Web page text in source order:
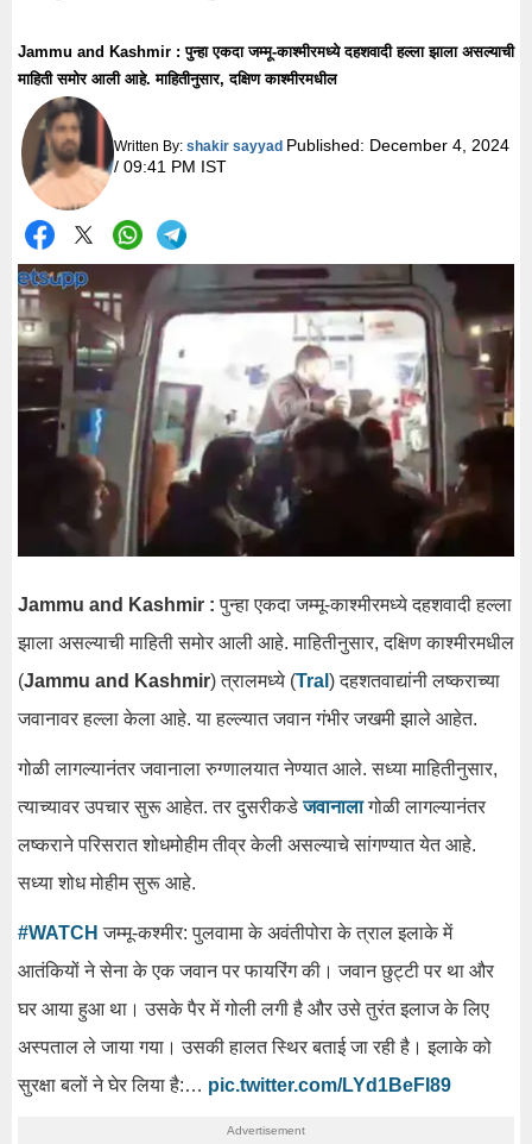
Jammu and Kashmir : पुन्हा एकदा जम्मू-काश्मीरमध्ये दहशवादी हल्ला झाला असल्याची
माहिती समोर आली आहे. माहितीनुसार, दक्षिण काश्मीरमधील
Written By:shakir sayyad Published: December 4, 2024
/ 09:41 PM IST
Jammu and Kashmir : पुन्हा एकदा जम्मू-काश्मीरमध्ये दहशवादी हल्ला
झाला असल्याची माहिती समोर आली आहे. माहितीनुसार, दक्षिण काश्मीरमधील
(Jammu and Kashmir) त्रालमध्ये (Tral ) दहशतवाद्यांनी लष्कराच्या
जवानावर हल्ला केला आहे. या हल्ल्यात जवान गंभीर जखमी झाले आहेत.
गोळी लागल्यानंतर जवानाला रुग्णालयात नेण्यात आले. सध्या माहितीनुसार,
त्याच्यावर उपचार सुरू आहेत. तर दुसरीकडेजवानाला गोळी लागल्यानंतर
लष्कराने परिसरात शोधमोहीम तीव्र केली असल्याचे सांगण्यात येत आहे.
सध्या शोध मोहीम सुरू आहे.
#WATCH जम्मू-कश्मीर: पुलवामा के अवंतीपोरा के त्राल इलाके में
आतंकियों ने सेना के एक जवान पर फायरिंग की। जवान छुट्टी पर था और
घर आया हुआ था। उसके पैर में गोली लगी है और उसे तुरंत इलाज के लिए
अस्पताल ले जाया गया। उसकी हालत स्थिर बताई जा रही है। इलाके को
सुरक्षा बलों ने घेर लिया है:… pic.twitter.com/LYd1BeFI89